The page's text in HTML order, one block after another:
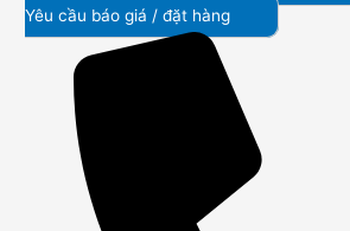
Yêu cầu báo giá / đặt hàng